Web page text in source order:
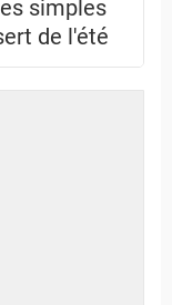
simples
de l'été